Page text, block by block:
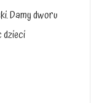
Damy dworu
dzieci